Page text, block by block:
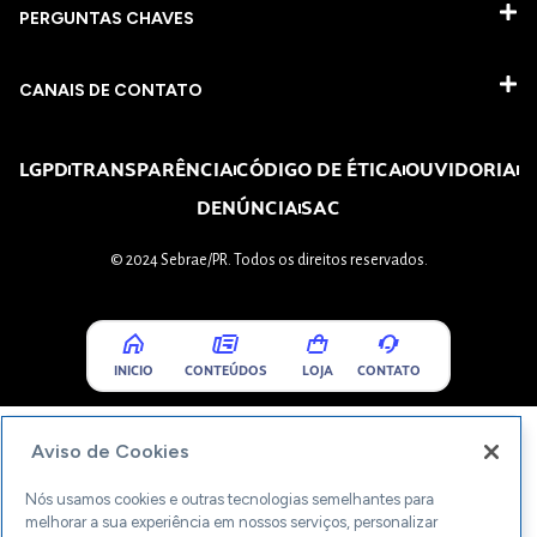
PERGUNTAS CHAVES​
CANAIS DE CONTATO
LGPDTRANSPARÊNCIACÓDIGO DE ÉTICAOUVIDORIA
DENÚNCIASAC
© 2024 Sebrae/PR. Todos os direitos reservados.
INICIO CONTEÚDOS LOJA CONTATO
Aviso de Cookies
Nós usamos cookies e outras tecnologias semelhantes para
melhorar a sua experiência em nossos serviços, personalizar